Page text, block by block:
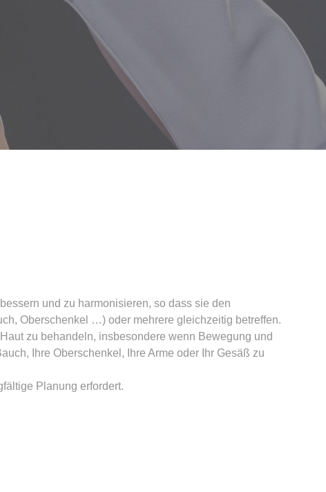
und zu harmonisieren, so dass sie den
Oberschenkel …) oder mehrere gleichzeitig betreffen.
zu behandeln, insbesondere wenn Bewegung und
Ihre Oberschenkel, Ihre Arme oder Ihr Gesäß zu
Planung erfordert.